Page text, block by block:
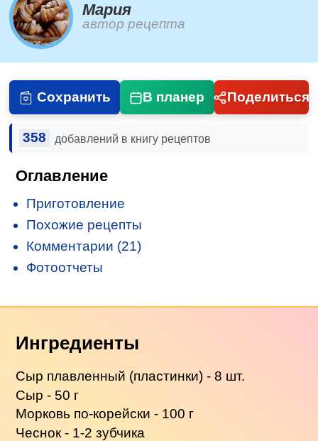
Мария
автор рецепта
Сохранить В планер Поделиться
358 добавлений в книгу рецептов
Оглавление
Приготовление
Похожие рецепты
Комментарии (21)
Фотоотчеты
Ингредиенты
Сыр плавленный (пластинки) - 8 шт.
Сыр - 50 г
Морковь по-корейски - 100 г
Чеснок - 1-2 зубчика